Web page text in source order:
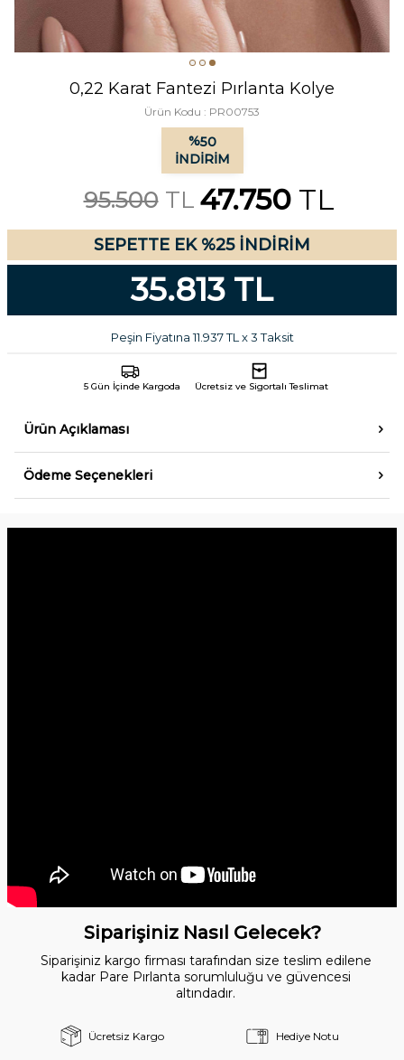
0,22 Karat Fantezi Pırlanta Kolye
Ürün Kodu : PR00753
%50
İNDIRIM
95.500TL 47.750TL
SEPETTE EK %25 İNDİRİM
35.813 TL
Peşin Fiyatına 11.937 TL x 3 Taksit
5 Gün İçinde Kargoda Ücretsiz ve Sigortalı Teslimat
Ürün Açıklaması
Ödeme Seçenekleri
Siparişiniz Nasıl Gelecek?
Siparişiniz kargo firması tarafından size teslim edilene
kadar Pare Pırlanta sorumluluğu ve güvencesi
altındadır.
Ücretsiz Kargo Hediye Notu